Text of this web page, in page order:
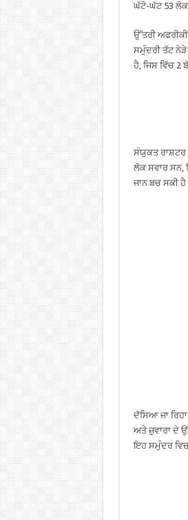
ਘੱਟੋ-ਘੱਟ 53
ਉੱਤਰੀ
ਸਮੁੰਦਰੀ ਤੱਟ ਨੇੜੇ
ਹੈ, ਜਿਸ ਵਿੱਚ 2
ਸੰਯੁਕਤ ਰਾਸ਼ਟਰ
ਲੋਕ ਸਵਾਰ ਸਨ,
ਜਾਨ ਬਚ ਸਕੀ
ਦੱਸਿਆ ਜਾ
ਅਤੇ ਜ਼ੁਵਾਰਾ ਦੇ
ਇਹ ਸਮੁੰਦਰ